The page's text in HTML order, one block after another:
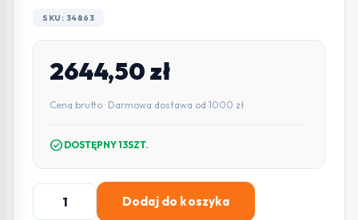
SKU: 34863
2644,50zł
Cena brutto · Darmowa dostawa od 1000 zł
check_circle DOSTĘPNY 13SZT.
ilość
Zestaw
Dodaj do koszyka